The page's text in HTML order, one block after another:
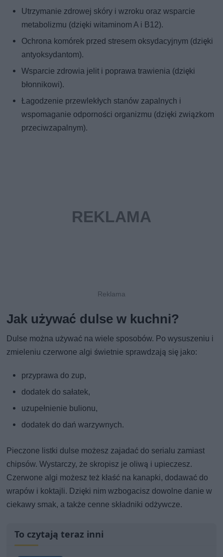
Utrzymanie zdrowej skóry i wzroku oraz wsparcie
metabolizmu (dzięki witaminom A i B12).
Ochrona komórek przed stresem oksydacyjnym (dzięki
antyoksydantom).
Wsparcie zdrowia jelit i poprawa trawienia (dzięki
błonnikowi).
Łagodzenie przewlekłych stanów zapalnych i
wspomaganie odporności organizmu (dzięki związkom
przeciwzapalnym).
Jak używać dulse w kuchni?
Dulse można używać na wiele sposobów. Po wysuszeniu i
zmieleniu czerwone algi świetnie sprawdzają się jako:
przyprawa do zup,
dodatek do sałatek,
uzupełnienie bulionu,
dodatek do dań warzywnych.
Pieczone listki dulse możesz zajadać do serialu zamiast
chipsów. Wystarczy, że skropisz je oliwą i upieczesz.
Czerwone algi możesz też kłaść na kanapki, dodawać do
wrapów i koktajli. Dzięki nim wzbogacisz dowolne danie w
ciekawy smak, a także cenne składniki odżywcze.
To czytają teraz inni